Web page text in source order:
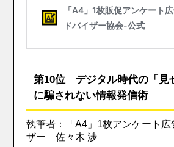
第10位 デジタル時代の「見
に騙されない情報発信術
執筆者：「A4」1枚アンケート広
ザー 佐々木 渉